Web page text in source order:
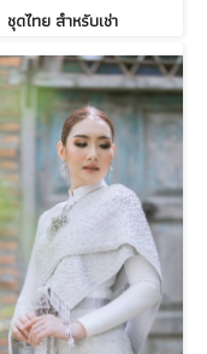
ชุดไทย สำหรับเช่า